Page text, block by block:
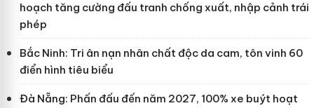
hoạch tăng cường đấu tranh chống xuất, nhập cảnh trái
phép
Bắc Ninh: Tri ân nạn nhân chất độc da cam, tôn vinh 60
điển hình tiêu biểu
Đà Nẵng: Phấn đấu đến năm 2027, 100% xe buýt hoạt